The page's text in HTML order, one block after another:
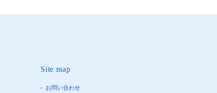
Site map
お問い合わせ